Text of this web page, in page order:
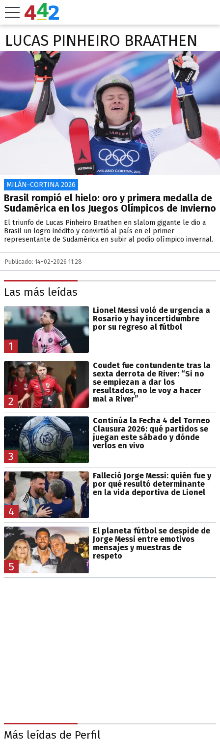
LUCAS PINHEIRO BRAATHEN
MILÁN-CORTINA 2026
Brasil rompió el hielo: oro y primera medalla de
Sudamérica en los Juegos Olímpicos de Invierno
El triunfo de Lucas Pinheiro Braathen en slalom gigante le dio a
Brasil un logro inédito y convirtió al país en el primer
representante de Sudamérica en subir al podio olímpico invernal.
Publicado: 14-02-2026 11:28
Las más leídas
1
Lionel Messi voló de urgencia a
Rosario y hay incertidumbre
por su regreso al fútbol
2
Coudet fue contundente tras la
sexta derrota de River: “Si no
se empiezan a dar los
resultados, no le voy a hacer
mal a River”
3
Continúa la Fecha 4 del Torneo
Clausura 2026: qué partidos se
juegan este sábado y dónde
verlos en vivo
4
Falleció Jorge Messi: quién fue y
por qué resultó determinante
en la vida deportiva de Lionel
5
El planeta fútbol se despide de
Jorge Messi entre emotivos
mensajes y muestras de
respeto
Más leídas de Perfil